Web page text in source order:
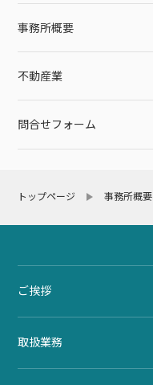
事務所概要
不動産業
問合せフォーム
トップページ 事務所概要
ご挨拶
取扱業務